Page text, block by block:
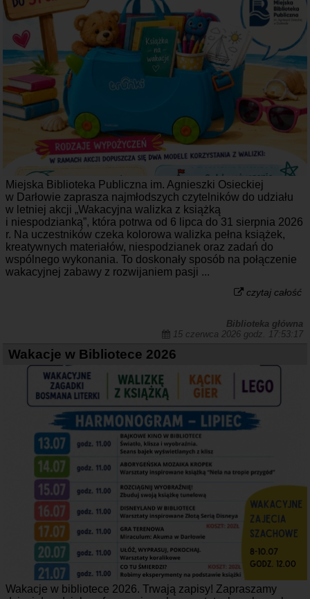
Miejska Biblioteka Publiczna im. Agnieszki Osieckiej
w Darłowie zaprasza najmłodszych czytelników do udziału
w letniej akcji „Wakacyjna walizka z książką
i niespodzianką”, która potrwa od 6 lipca do 31 sierpnia 2026
r. Na uczestników czeka kolorowa walizka pełna książek,
kreatywnych materiałów, niespodzianek oraz zadań do
wspólnego wykonania. To doskonały sposób na połączenie
wakacyjnej zabawy z rozwijaniem pasji ...
czytaj całość
Biblioteka główna
15 czerwca 2026 godz. 17:53:17
Wakacje w Bibliotece 2026
Wakacje w bibliotece 2026. Trwają zapisy! Zapraszamy